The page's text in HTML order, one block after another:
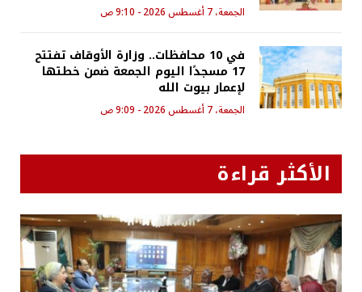
الجمعة، 7 أغسطس 2026 - 9:10 ص
في 10 محافظات.. وزارة الأوقاف تفتتح
17 مسجدًا اليوم الجمعة ضمن خطتها
لإعمار بيوت الله
الجمعة، 7 أغسطس 2026 - 9:09 ص
الأكثر قراءة